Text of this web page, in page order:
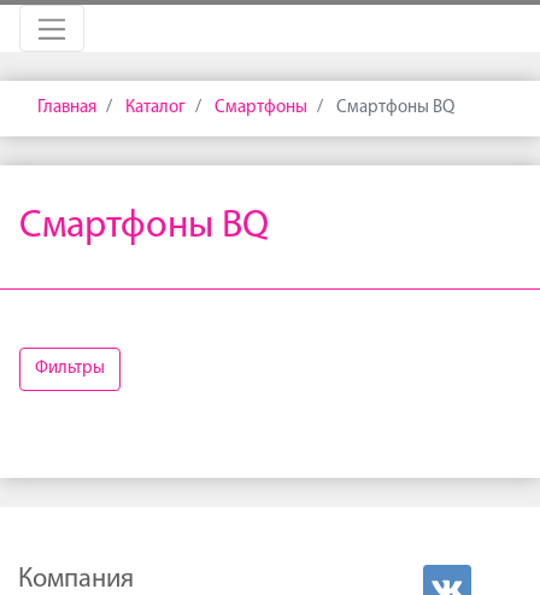
Главная Каталог Смартфоны Смартфоны BQ
Смартфоны BQ
Фильтры
Компания